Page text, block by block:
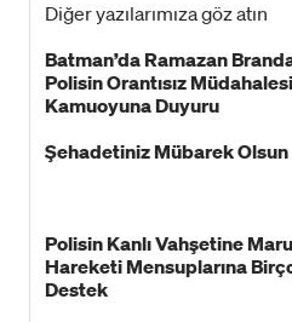
Diğer yazılarımıza göz atın
Batman’da Ramazan
Polisin Orantısız
Kamuoyuna Duyuru
Şehadetiniz Mübarek Olsun
Polisin Kanlı Vahşetine
Hareketi Mensuplarına
Destek